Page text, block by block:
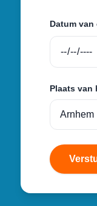
Datum van
Plaats van